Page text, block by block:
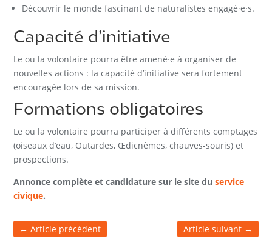
Découvrir le monde fascinant de naturalistes engagé·e·s.
Capacité d’initiative
Le ou la volontaire pourra être amené·e à organiser de
nouvelles actions : la capacité d’initiative sera fortement
encouragée lors de sa mission.
Formations obligatoires
Le ou la volontaire pourra participer à différents comptages
(oiseaux d’eau, Outardes, Œdicnèmes, chauves-souris) et
prospections.
Annonce complète et candidature sur le site duservice
civique.
←Article précédent Article suivant→